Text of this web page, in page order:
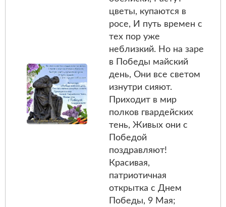
цветы, купаются в
росе, И путь времен с
тех пор уже
неблизкий. Но на заре
в Победы майский
день, Они все светом
изнутри сияют.
Приходит в мир
полков гвардейских
тень, Живых они с
Победой
поздравляют!
Красивая,
патриотичная
открытка с Днем
Победы, 9 Мая;